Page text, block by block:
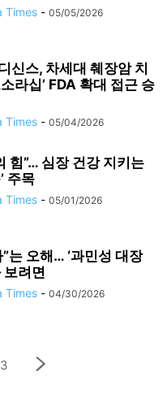
Times - 05/05/2026
신스, 차세대 췌장암 치
라십’ FDA 확대 접근 승
Times - 05/04/2026
힘”… 심장 건강 지키는
주목
Times - 05/01/2026
는 오해… ‘과민성 대장
보려면
Times - 04/30/2026
3